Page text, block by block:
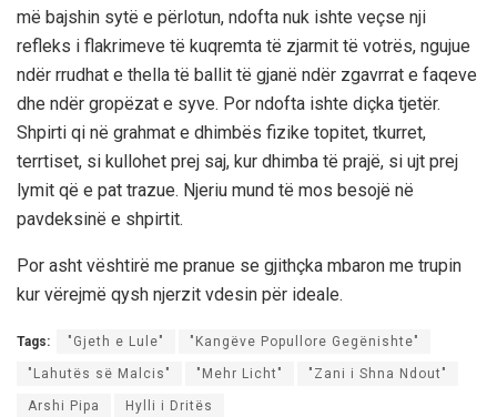
më bajshin sytë e përlotun, ndofta nuk ishte veçse nji
refleks i flakrimeve të kuqremta të zjarmit të votrës, ngujue
ndër rrudhat e thella të ballit të gjanë ndër zgavrrat e faqeve
dhe ndër gropëzat e syve. Por ndofta ishte diçka tjetër.
Shpirti qi në grahmat e dhimbës fizike topitet, tkurret,
terrtiset, si kullohet prej saj, kur dhimba të prajë, si ujt prej
lymit që e pat trazue. Njeriu mund të mos besojë në
pavdeksinë e shpirtit.
Por asht vështirë me pranue se gjithçka mbaron me trupin
kur vërejmë qysh njerzit vdesin për ideale.
Tags: "Gjeth e Lule" "Kangëve Popullore Gegënishte"
"Lahutës së Malcis" "Mehr Licht" "Zani i Shna Ndout"
Arshi Pipa Hylli i Dritës